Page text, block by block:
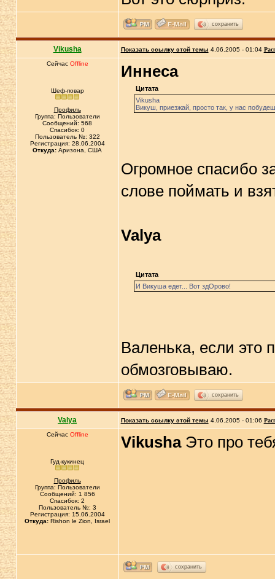
сохранить
Vikusha Показать ссылку этой темы 4.06.2005 - 01:04
Сейчас Offline
Шеф-повар
Профиль
Группа: Пользователи
Сообщений: 568
Спасибок: 0
Пользователь №: 322
Регистрация: 28.06.2004
Откуда: Аризона, США
Иннеса
Цитата
Vikusha
Викуш, приезжай, просто так, у нас
Огромное спасибо
слове поймать и
Valya
Цитата
И Викуша едет... Вот здОрово!
Валенька, если это
обмозговываю.
сохранить
Valya Показать ссылку этой темы 4.06.2005 - 01:06
Сейчас Offline
Гуд-кукинец
Профиль
Группа: Пользователи
Сообщений: 1 856
Спасибок: 2
Пользователь №: 3
Регистрация: 15.06.2004
Откуда: Rishon le Zion, Israel
VikushaЭто про
сохранить